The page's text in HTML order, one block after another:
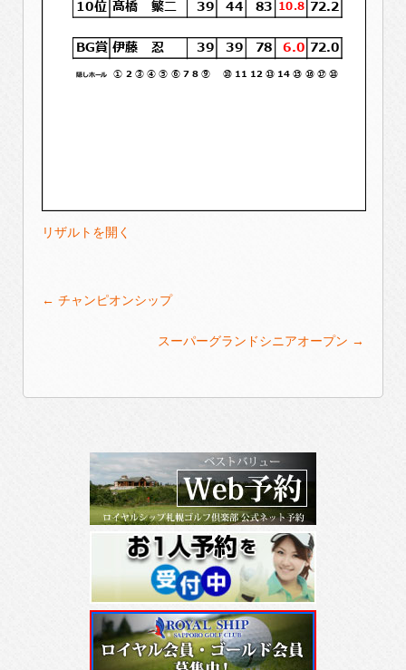
リザルトを開く
Post
navigation
← チャンピオンシップ
スーパーグランドシニアオープン →